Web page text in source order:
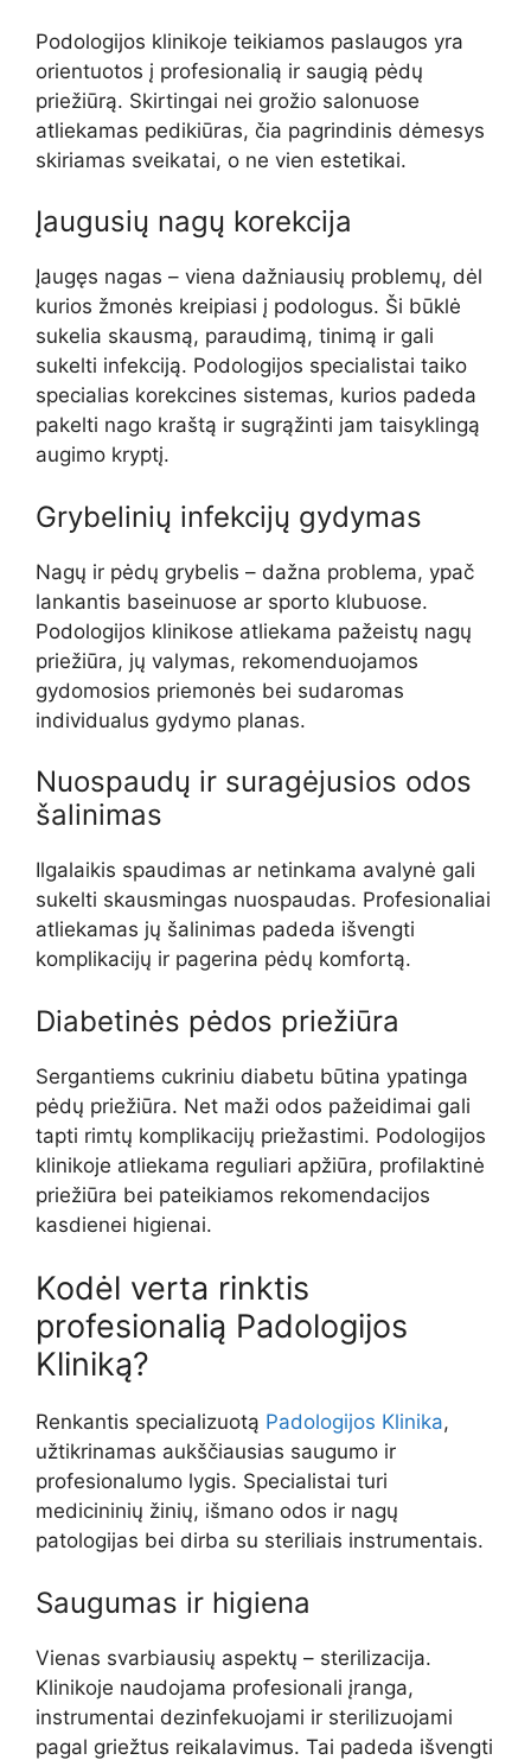
Podologijos klinikoje teikiamos paslaugos yra
orientuotos į profesionalią ir saugią pėdų
priežiūrą. Skirtingai nei grožio salonuose
atliekamas pedikiūras, čia pagrindinis dėmesys
skiriamas sveikatai, o ne vien estetikai.
Įaugusių nagų korekcija
Įaugęs nagas – viena dažniausių problemų, dėl
kurios žmonės kreipiasi į podologus. Ši būklė
sukelia skausmą, paraudimą, tinimą ir gali
sukelti infekciją. Podologijos specialistai taiko
specialias korekcines sistemas, kurios padeda
pakelti nago kraštą ir sugrąžinti jam taisyklingą
augimo kryptį.
Grybelinių infekcijų gydymas
Nagų ir pėdų grybelis – dažna problema, ypač
lankantis baseinuose ar sporto klubuose.
Podologijos klinikose atliekama pažeistų nagų
priežiūra, jų valymas, rekomenduojamos
gydomosios priemonės bei sudaromas
individualus gydymo planas.
Nuospaudų ir suragėjusios odos
šalinimas
Ilgalaikis spaudimas ar netinkama avalynė gali
sukelti skausmingas nuospaudas. Profesionaliai
atliekamas jų šalinimas padeda išvengti
komplikacijų ir pagerina pėdų komfortą.
Diabetinės pėdos priežiūra
Sergantiems cukriniu diabetu būtina ypatinga
pėdų priežiūra. Net maži odos pažeidimai gali
tapti rimtų komplikacijų priežastimi. Podologijos
klinikoje atliekama reguliari apžiūra, profilaktinė
priežiūra bei pateikiamos rekomendacijos
kasdienei higienai.
Kodėl verta rinktis
profesionalią Padologijos
Kliniką?
Renkantis specializuotą Padologijos Klinika,
užtikrinamas aukščiausias saugumo ir
profesionalumo lygis. Specialistai turi
medicininių žinių, išmano odos ir nagų
patologijas bei dirba su steriliais instrumentais.
Saugumas ir higiena
Vienas svarbiausių aspektų – sterilizacija.
Klinikoje naudojama profesionali įranga,
instrumentai dezinfekuojami ir sterilizuojami
pagal griežtus reikalavimus. Tai padeda išvengti